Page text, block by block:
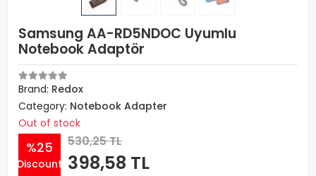
Samsung AA-RD5NDOC Uyumlu
Notebook Adaptör
Brand: Redox
Category: Notebook Adapter
Out of stock
%25
Discount
530,25 TL
398,58 TL